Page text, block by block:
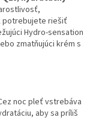
potrebujete riešiť
Hydro-sensation
zmatňujúci krém s
noc pleť vstrebáva
aby sa príliš